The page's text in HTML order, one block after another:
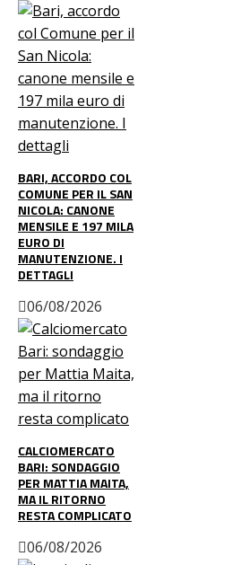
BARI, ACCORDO COL
COMUNE PER IL SAN
NICOLA: CANONE
MENSILE E 197 MILA
EURO DI
MANUTENZIONE. I
DETTAGLI
06/08/2026
CALCIOMERCATO
BARI: SONDAGGIO
PER MATTIA MAITA,
MA IL RITORNO
RESTA COMPLICATO
06/08/2026